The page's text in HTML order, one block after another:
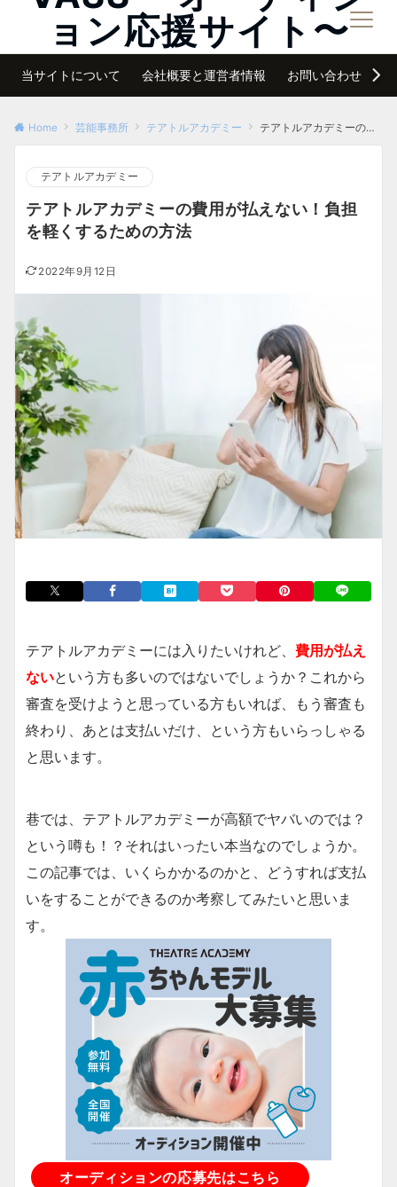
ョン応援サイト〜メニュー
当サイトについて 会社概要と運営者情報 お問い合わせ
Home 芸能事務所 テアトルアカデミー テアトルアカデミーの費用が払えない！負担を軽くするための方法
テアトルアカデミー
テアトルアカデミーの費用が払えない！負担
を軽くするための方法
2022年9月12日
テアトルアカデミーには入りたいけれど、 費用が払え
ないという方も多いのではないでしょうか？これから
審査を受けようと思っている方もいれば、もう審査も
終わり、あとは支払いだけ、という方もいらっしゃる
と思います。
巷では、テアトルアカデミーが高額でヤバいのでは？
という噂も！？それはいったい本当なのでしょうか。
この記事では、いくらかかるのかと、どうすれば支払
いをすることができるのか考察してみたいと思いま
す。
オーディションの応募先はこちら